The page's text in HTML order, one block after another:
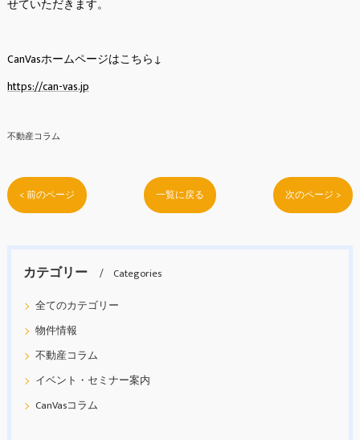
せていただきます。
CanVasホームページはこちら↓
https://can-vas.jp
不動産コラム
< 前のページ 一覧に戻る 次のページ >
カテゴリー
Categories
全てのカテゴリー
物件情報
不動産コラム
イベント・セミナー案内
CanVasコラム